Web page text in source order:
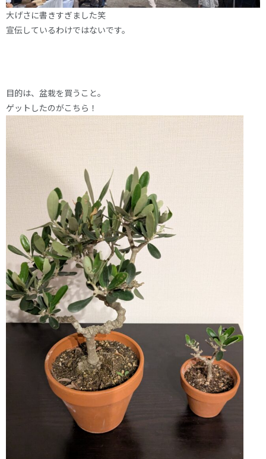
大げさに書きすぎました笑
宣伝しているわけではないです。
目的は、盆栽を買うこと。
ゲットしたのがこちら！